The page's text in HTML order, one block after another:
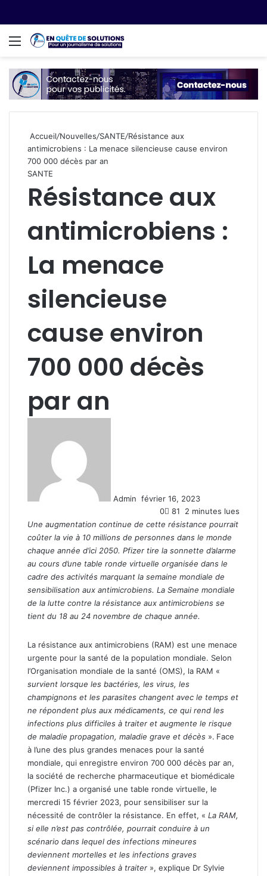
Menu
Accueil/Nouvelles/SANTE/Résistance aux
antimicrobiens : La menace silencieuse cause environ
700 000 décès par an
SANTE
Résistance aux
antimicrobiens :
La menace
silencieuse
cause environ
700 000 décès
par an
Admin r
n
c
o
u
r
r
février 16, 2023
0
81
2 minutes lues
Une augmentation continue de cette résistance pourrait
coûter la vie à 10 millions de personnes dans le monde
chaque année d’ici 2050. Pfizer tire la sonnette d’alarme
au cours d’une table ronde virtuelle organisée dans le
cadre des activités marquant la semaine mondiale de
sensibilisation aux antimicrobiens. La Semaine mondiale
de la lutte contre la résistance aux antimicrobiens se
tient du 18 au 24 novembre de chaque année.
La résistance aux antimicrobiens (RAM) est une menace
urgente pour la santé de la population mondiale. Selon
l’Organisation mondiale de la santé (OMS), la RAM «
survient lorsque les bactéries, les virus, les
champignons et les parasites changent avec le temps et
ne répondent plus aux médicaments, ce qui rend les
infections plus difficiles à traiter et augmente le risque
de maladie propagation, maladie grave et décès ». Face
à l’une des plus grandes menaces pour la santé
mondiale, qui enregistre environ 700 000 décès par an,
la société de recherche pharmaceutique et biomédicale
(Pfizer Inc.) a organisé une table ronde virtuelle, le
mercredi 15 février 2023, pour sensibiliser sur la
nécessité de contrôler la résistance. En effet, « La RAM,
si elle n’est pas contrôlée, pourrait conduire à un
scénario dans lequel des infections mineures
deviennent mortelles et les infections graves
deviennent impossibles à traiter », explique Dr Sylvie